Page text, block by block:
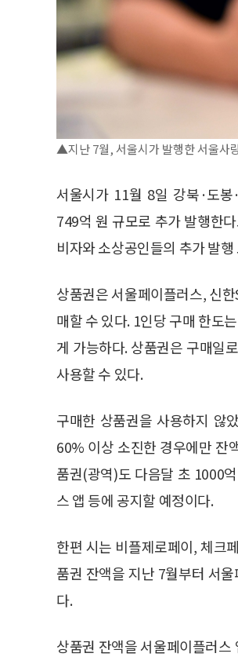
▲지난 7월, 서울시가 발행한 서울사
서울시가 11월 8일 강북·도
749억 원 규모로 추가 발행한
비자와 소상공인들의 추가 발
상품권은 서울페이플러스, 신
매할 수 있다. 1인당 구매 한도
게 가능하다. 상품권은 구매일
사용할 수 있다.
구매한 상품권을 사용하지 않
60% 이상 소진한 경우에만 잔
품권(광역)도 다음달 초 1000
스 앱 등에 공지할 예정이다.
한편 시는 비플제로페이, 체크
품권 잔액을 지난 7월부터 서
다.
상품권 잔액을 서울페이플러